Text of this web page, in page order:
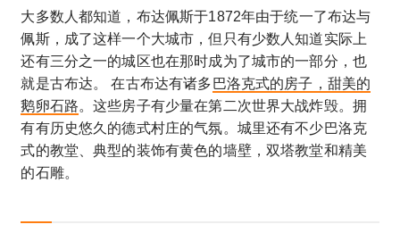
大多数人都知道，布达佩斯于1872年由于统一了布达与
佩斯，成了这样一个大城市，但只有少数人知道实际上
还有三分之一的城区也在那时成为了城市的一部分，也
就是古布达。 在古布达有诸多 巴洛克式的房子，甜美的
鹅卵石路。这些房子有少量在第二次世界大战炸毁。拥
有有历史悠久的德式村庄的气氛。城里还有不少巴洛克
式的教堂、典型的装饰有黄色的墙壁，双塔教堂和精美
的石雕。